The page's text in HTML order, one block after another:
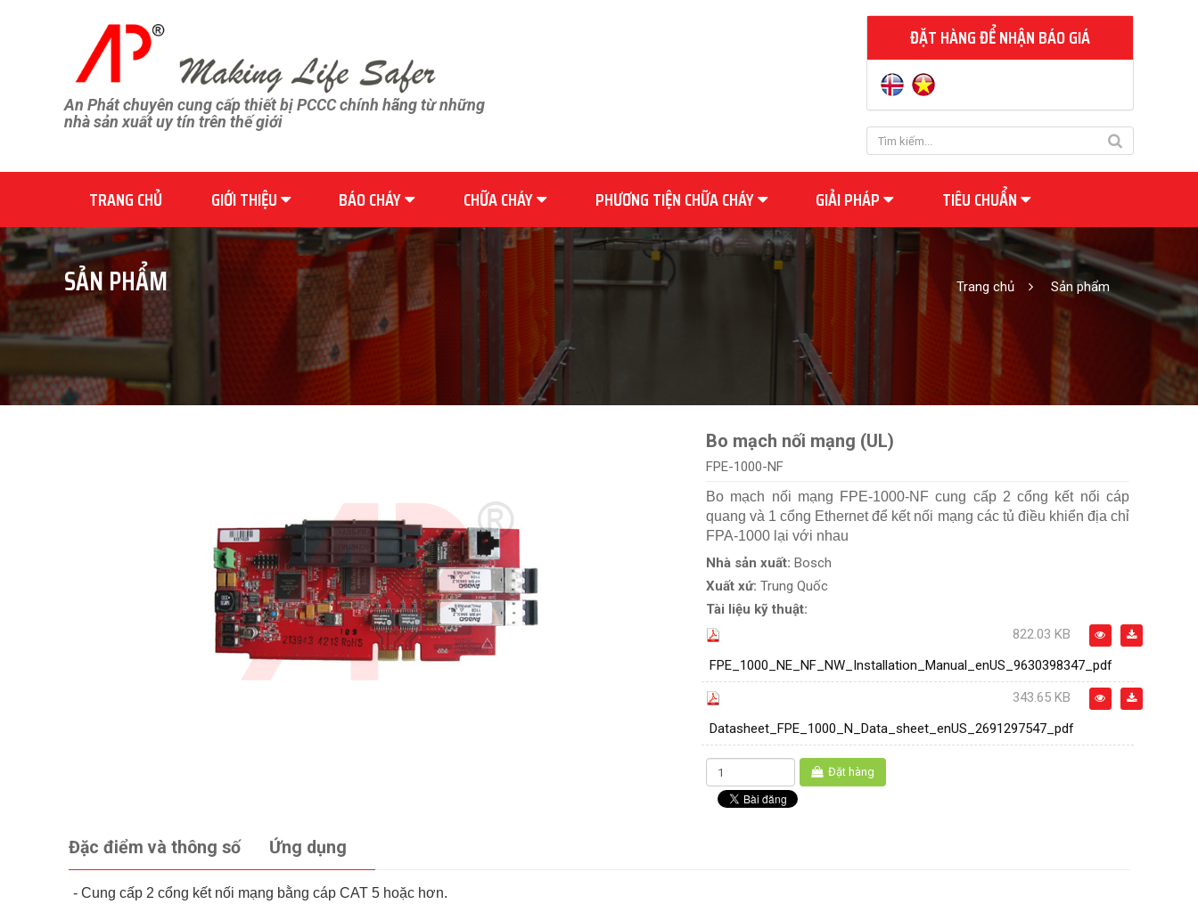
An Phát chuyên cung cấp thiết bị PCCC chính hãng từ những
nhà sản xuất uy tín trên thế giới
ĐẶT HÀNG ĐỂ NHẬN BÁO GIÁ
TRANG CHỦ GIỚI THIỆU BÁO CHÁY CHỮA CHÁY PHƯƠNG TIỆN CHỮA CHÁY GIẢI PHÁP TIÊU CHUẨN
SẢN PHẨM Trang chủ Sản phẩm
Bo mạch nối mạng (UL)
FPE-1000-NF
Bo mạch nối mạng FPE-1000-NF cung cấp 2 cổng kết nối cáp
quang và 1 cổng Ethernet để kết nối mạng các tủ điều khiển địa chỉ
FPA-1000 lại với nhau
Nhà sản xuất: Bosch
Xuất xứ: Trung Quốc
Tài liệu kỹ thuật:
FPE_1000_NE_NF_NW_Installation_Manual_enUS_9630398347_pdf
822.03 KB
Datasheet_FPE_1000_N_Data_sheet_enUS_2691297547_pdf
343.65 KB
Đặt hàng
Đặc điểm và thông số Ứng dụng
- Cung cấp 2 cổng kết nối mạng bằng cáp CAT 5 hoặc hơn.